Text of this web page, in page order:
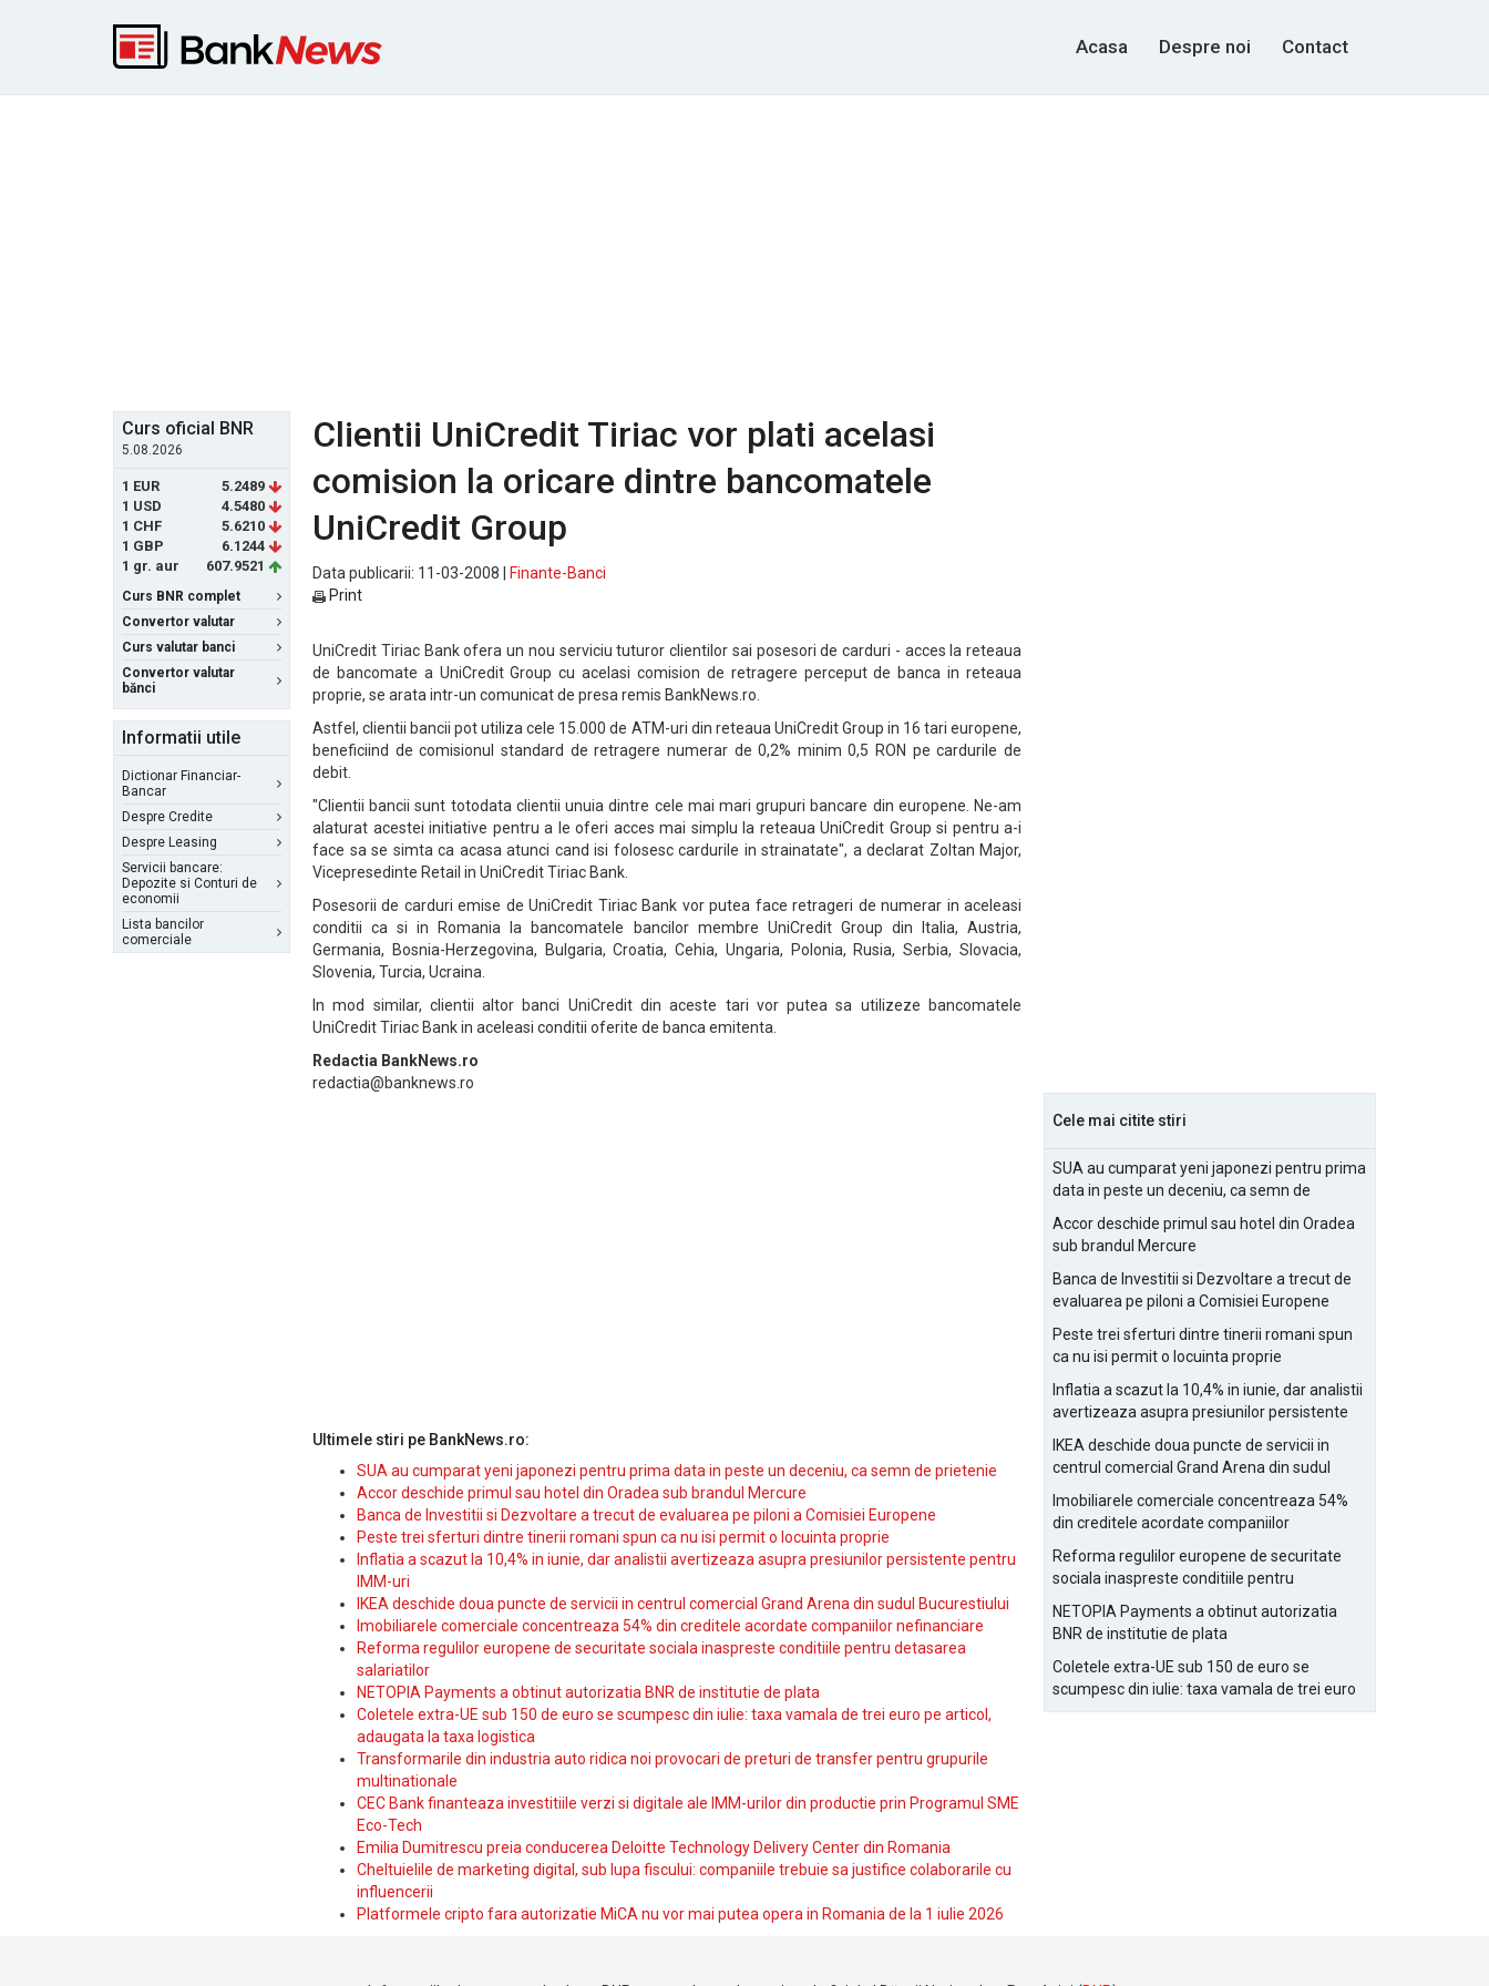
Acasa Despre noi Contact
Curs oficial BNR
5.08.2026
1 EUR
5.2489
1 USD
4.5480
1 CHF
5.6210
1 GBP
6.1244
1 gr. aur
607.9521
Curs BNR complet
Convertor valutar
Curs valutar banci
Convertor valutar
bănci
Informatii utile
Dictionar Financiar-
Bancar
Despre Credite
Despre Leasing
Servicii bancare:
Depozite si Conturi de
economii
Lista bancilor
comerciale
Clientii UniCredit Tiriac vor plati acelasi
comision la oricare dintre bancomatele
UniCredit Group
Data publicarii: 11-03-2008 |
Finante-Banci
Print
UniCredit Tiriac Bank ofera un nou serviciu tuturor clientilor sai posesori de carduri - acces la reteaua
de bancomate a UniCredit Group cu acelasi comision de retragere perceput de banca in reteaua
proprie, se arata intr-un comunicat de presa remis BankNews.ro.
Astfel, clientii bancii pot utiliza cele 15.000 de ATM-uri din reteaua UniCredit Group in 16 tari europene,
beneficiind de comisionul standard de retragere numerar de 0,2% minim 0,5 RON pe cardurile de
debit.
"Clientii bancii sunt totodata clientii unuia dintre cele mai mari grupuri bancare din europene. Ne-am
alaturat acestei initiative pentru a le oferi acces mai simplu la reteaua UniCredit Group si pentru a-i
face sa se simta ca acasa atunci cand isi folosesc cardurile in strainatate", a declarat Zoltan Major,
Vicepresedinte Retail in UniCredit Tiriac Bank.
Posesorii de carduri emise de UniCredit Tiriac Bank vor putea face retrageri de numerar in aceleasi
conditii ca si in Romania la bancomatele bancilor membre UniCredit Group din Italia, Austria,
Germania, Bosnia-Herzegovina, Bulgaria, Croatia, Cehia, Ungaria, Polonia, Rusia, Serbia, Slovacia,
Slovenia, Turcia, Ucraina.
In mod similar, clientii altor banci UniCredit din aceste tari vor putea sa utilizeze bancomatele
UniCredit Tiriac Bank in aceleasi conditii oferite de banca emitenta.
Redactia BankNews.ro
redactia@banknews.ro
Ultimele stiri pe BankNews.ro:
SUA au cumparat yeni japonezi pentru prima data in peste un deceniu, ca semn de prietenie
Accor deschide primul sau hotel din Oradea sub brandul Mercure
Banca de Investitii si Dezvoltare a trecut de evaluarea pe piloni a Comisiei Europene
Peste trei sferturi dintre tinerii romani spun ca nu isi permit o locuinta proprie
Inflatia a scazut la 10,4% in iunie, dar analistii avertizeaza asupra presiunilor persistente pentru
IMM-uri
IKEA deschide doua puncte de servicii in centrul comercial Grand Arena din sudul Bucurestiului
Imobiliarele comerciale concentreaza 54% din creditele acordate companiilor nefinanciare
Reforma regulilor europene de securitate sociala inaspreste conditiile pentru detasarea
salariatilor
NETOPIA Payments a obtinut autorizatia BNR de institutie de plata
Coletele extra-UE sub 150 de euro se scumpesc din iulie: taxa vamala de trei euro pe articol,
adaugata la taxa logistica
Transformarile din industria auto ridica noi provocari de preturi de transfer pentru grupurile
multinationale
CEC Bank finanteaza investitiile verzi si digitale ale IMM-urilor din productie prin Programul SME
Eco-Tech
Emilia Dumitrescu preia conducerea Deloitte Technology Delivery Center din Romania
Cheltuielile de marketing digital, sub lupa fiscului: companiile trebuie sa justifice colaborarile cu
influencerii
Platformele cripto fara autorizatie MiCA nu vor mai putea opera in Romania de la 1 iulie 2026
Cele mai citite stiri
SUA au cumparat yeni japonezi pentru prima
data in peste un deceniu, ca semn de
Accor deschide primul sau hotel din Oradea
sub brandul Mercure
Banca de Investitii si Dezvoltare a trecut de
evaluarea pe piloni a Comisiei Europene
Peste trei sferturi dintre tinerii romani spun
ca nu isi permit o locuinta proprie
Inflatia a scazut la 10,4% in iunie, dar analistii
avertizeaza asupra presiunilor persistente
IKEA deschide doua puncte de servicii in
centrul comercial Grand Arena din sudul
Imobiliarele comerciale concentreaza 54%
din creditele acordate companiilor
Reforma regulilor europene de securitate
sociala inaspreste conditiile pentru
NETOPIA Payments a obtinut autorizatia
BNR de institutie de plata
Coletele extra-UE sub 150 de euro se
scumpesc din iulie: taxa vamala de trei euro
pe articol, adaugata la taxa logistica